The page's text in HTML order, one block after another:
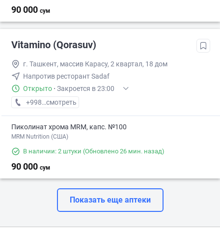
90 000 сум
Vitamino (Qorasuv)
г. Ташкент, массив Карасу, 2 квартал, 18 дом
Напротив ресторант Sadaf
Открыто · Закроется в 23:00
+998 (77) XXX-XX-XX
смотреть
Пиколинат хрома MRM, капс. №100
MRM Nutrition (США)
В наличии: 2 штуки (Обновлено 26 мин. назад)
90 000 сум
Показать еще аптеки